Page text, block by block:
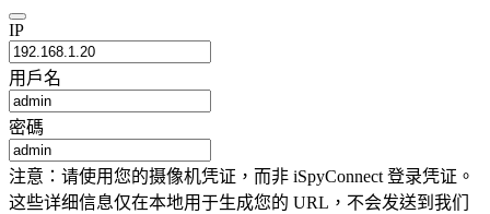
IP
用戶名
密碼
注意：请使用您的摄像机凭证，而非 iSpyConnect 登录凭证。
这些详细信息仅在本地用于生成您的 URL，不会发送到我们